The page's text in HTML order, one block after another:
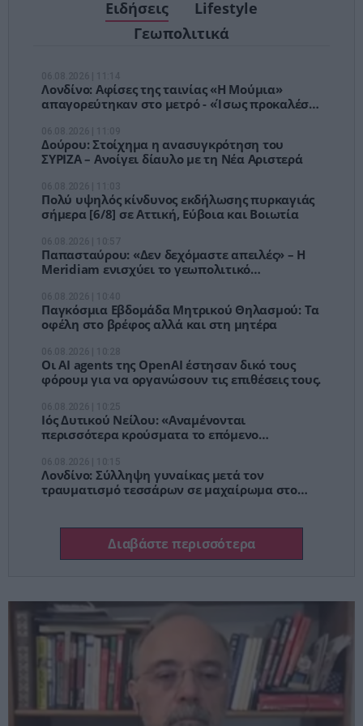
Ειδήσεις
Lifestyle
Γεωπολιτικά
Λονδίνο: Αφίσες της ταινίας «Η Μούμια»
απαγορεύτηκαν στο μετρό - «Ίσως προκαλέσει
Δούρου: Στοίχημα η ανασυγκρότηση του
ΣΥΡΙΖΑ – Ανοίγει δίαυλο με τη Νέα Αριστερά
Πολύ υψηλός κίνδυνος εκδήλωσης πυρκαγιάς
σήμερα [6/8] σε Αττική, Εύβοια και Βοιωτία
Παπασταύρου: «Δεν δεχόμαστε απειλές» – Η
Meridiam ενισχύει το γεωπολιτικό
Παγκόσμια Εβδομάδα Μητρικού Θηλασμού: Τα
οφέλη στο βρέφος αλλά και στη μητέρα
Οι AI agents της OpenAI έστησαν δικό τους
φόρουμ για να οργανώσουν τις επιθέσεις τους.
Ιός Δυτικού Νείλου: «Αναμένονται
περισσότερα κρούσματα το επόμενο
Λονδίνο: Σύλληψη γυναίκας μετά τον
τραυματισμό τεσσάρων σε μαχαίρωμα στο
Διαβάστε περισσότερα